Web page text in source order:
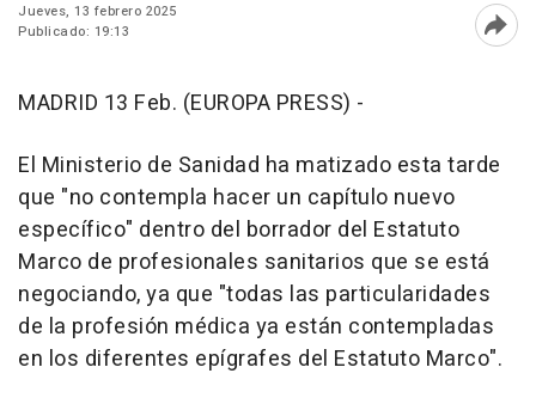
Jueves, 13 febrero 2025
Publicado: 19:13
MADRID 13 Feb. (EUROPA PRESS) -
El Ministerio de Sanidad ha matizado esta tarde
que "no contempla hacer un capítulo nuevo
específico" dentro del borrador del Estatuto
Marco de profesionales sanitarios que se está
negociando, ya que "todas las particularidades
de la profesión médica ya están contempladas
en los diferentes epígrafes del Estatuto Marco".